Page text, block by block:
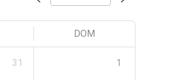
DOM
31 1